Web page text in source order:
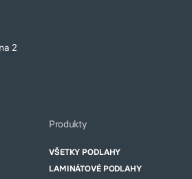
2
Produkty
VŠETKY PODLAHY
LAMINÁTOVÉ PODLAHY